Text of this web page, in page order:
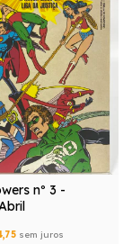
nº 3 -
sem juros